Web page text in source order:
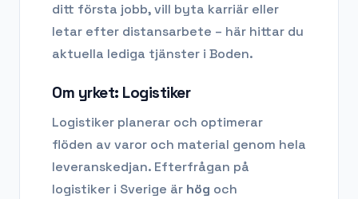
ditt första jobb, vill byta karriär eller
letar efter distansarbete – här hittar du
aktuella lediga tjänster i Boden.
Om yrket: Logistiker
Logistiker planerar och optimerar
flöden av varor och material genom hela
leveranskedjan. Efterfrågan på
logistiker i Sverige är hög och